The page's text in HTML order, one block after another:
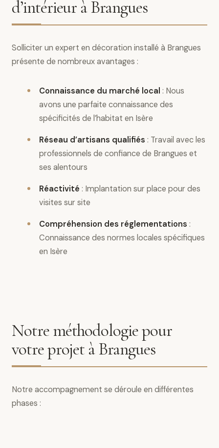
d’intérieur à Brangues
Solliciter un expert en décoration installé à Brangues
présente de nombreux avantages :
Connaissance du marché local : Nous
avons une parfaite connaissance des
spécificités de l’habitat en Isère
Réseau d’artisans qualifiés : Travail avec les
professionnels de confiance de Brangues et
ses alentours
Réactivité : Implantation sur place pour des
visites sur site
Compréhension des réglementations :
Connaissance des normes locales spécifiques
en Isère
Notre méthodologie pour
votre projet à Brangues
Notre accompagnement se déroule en différentes
phases :